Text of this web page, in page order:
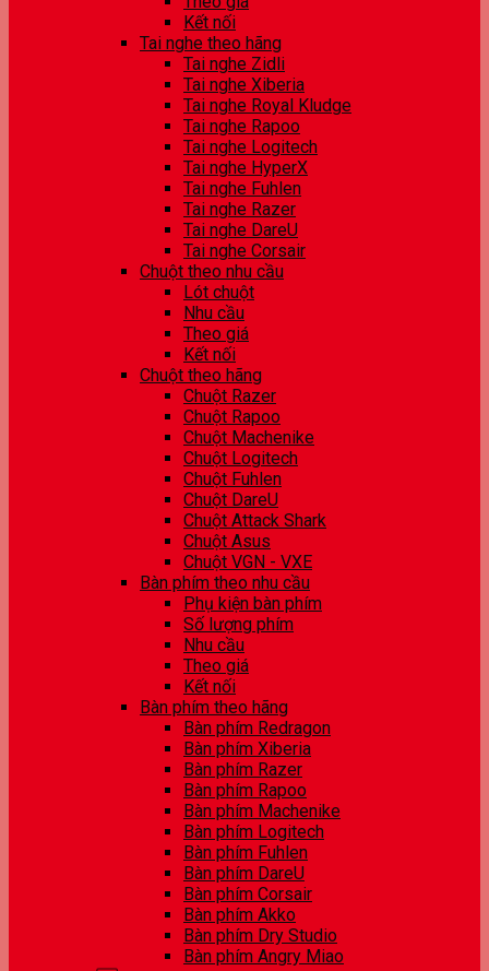
Kết nối
Tai nghe theo hãng
Tai nghe Zidli
Tai nghe Xiberia
Tai nghe Royal Kludge
Tai nghe Rapoo
Tai nghe Logitech
Tai nghe HyperX
Tai nghe Fuhlen
Tai nghe Razer
Tai nghe DareU
Tai nghe Corsair
Chuột theo nhu cầu
Lót chuột
Nhu cầu
Theo giá
Kết nối
Chuột theo hãng
Chuột Razer
Chuột Rapoo
Chuột Machenike
Chuột Logitech
Chuột Fuhlen
Chuột DareU
Chuột Attack Shark
Chuột Asus
Chuột VGN - VXE
Bàn phím theo nhu cầu
Phụ kiện bàn phím
Số lượng phím
Nhu cầu
Theo giá
Kết nối
Bàn phím theo hãng
Bàn phím Redragon
Bàn phím Xiberia
Bàn phím Razer
Bàn phím Rapoo
Bàn phím Machenike
Bàn phím Logitech
Bàn phím Fuhlen
Bàn phím DareU
Bàn phím Corsair
Bàn phím Akko
Bàn phím Dry Studio
Bàn phím Angry Miao